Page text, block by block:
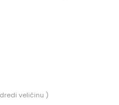
veličinu )